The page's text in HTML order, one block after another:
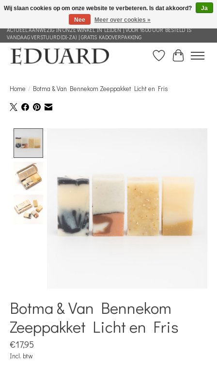
GRATIS VERZENDING NEDERLAND VANAF 100 EURO | ALLES IN DEZE WEBSHOP IS
ACTUEEL AANWEZIG IN ONZE WINKEL IN LEIDEN | VOOR 16.00 UUR BESTELD IS
VANDAAG VERSTUURD (DI-ZA) | GRATIS KADOVERPAKKING
Verlanglijst
Home / Botma & Van Bennekom Zeeppakket Licht en Fris
Botma & Van Bennekom
Zeeppakket Licht en Fris
€17,95
Incl. btw
Wij slaan cookies op om onze website te verbeteren. Is dat akkoord?
Ja
Nee
Meer over cookies »